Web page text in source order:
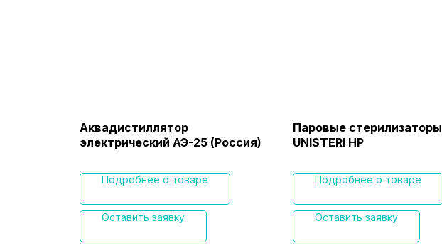
Аквадистиллятор
электрический АЭ-25 (Россия)
Подробнее о товаре
Оставить заявку
Паровые стерилизаторы
UNISTERI HP
Подробнее о товаре
Оставить заявку